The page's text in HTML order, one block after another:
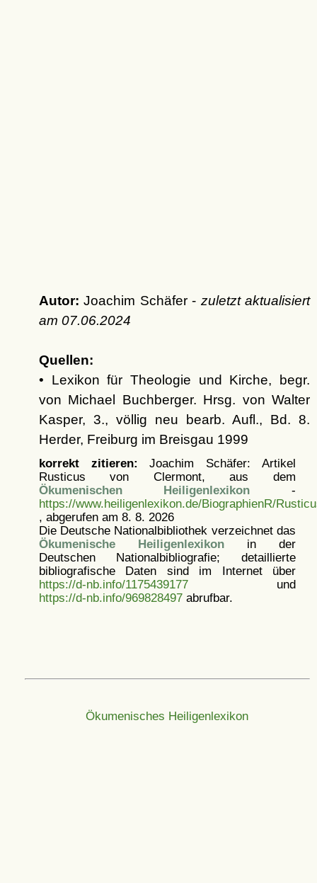
Autor: Joachim Schäfer - zuletzt aktualisiert
am 07.06.2024
Quellen:
• Lexikon für Theologie und Kirche, begr.
von Michael Buchberger. Hrsg. von Walter
Kasper, 3., völlig neu bearb. Aufl., Bd. 8.
Herder, Freiburg im Breisgau 1999
korrekt zitieren: Joachim Schäfer: Artikel
Rusticus von Clermont, aus dem
Ökumenischen Heiligenlexikon -
https://www.heiligenlexikon.de/BiographienR/
, abgerufen am 8. 8. 2026
Die Deutsche Nationalbibliothek verzeichnet das
Ökumenische Heiligenlexikonin der
Deutschen Nationalbibliografie; detaillierte
bibliografische Daten sind im Internet über
https://d-nb.info/1175439177und
https://d-nb.info/969828497abrufbar.
Ökumenisches Heiligenlexikon